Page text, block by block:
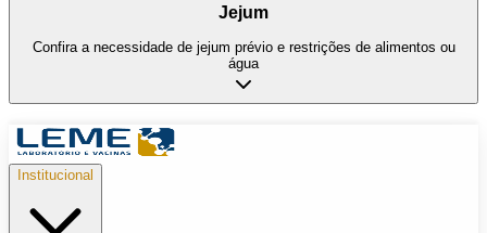
Jejum
Confira a necessidade de jejum prévio e restrições de alimentos ou
água
Institucional